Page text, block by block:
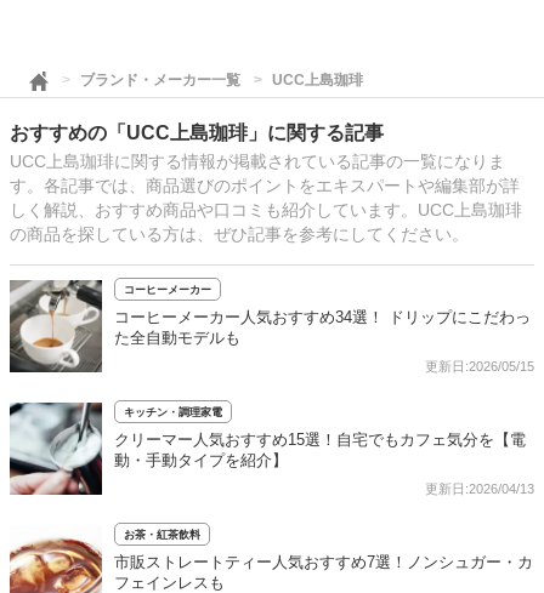
ブランド・メーカー一覧 UCC上島珈琲
おすすめの「UCC上島珈琲」に関する記事
UCC上島珈琲に関する情報が掲載されている記事の一覧になりま
す。各記事では、商品選びのポイントをエキスパートや編集部が詳
しく解説、おすすめ商品や口コミも紹介しています。UCC上島珈琲
の商品を探している方は、ぜひ記事を参考にしてください。
コーヒーメーカー
コーヒーメーカー人気おすすめ34選！ ドリップにこだわっ
た全自動モデルも
更新日:2026/05/15
キッチン・調理家電
クリーマー人気おすすめ15選！自宅でもカフェ気分を【電
動・手動タイプを紹介】
更新日:2026/04/13
お茶・紅茶飲料
市販ストレートティー人気おすすめ7選！ノンシュガー・カ
フェインレスも